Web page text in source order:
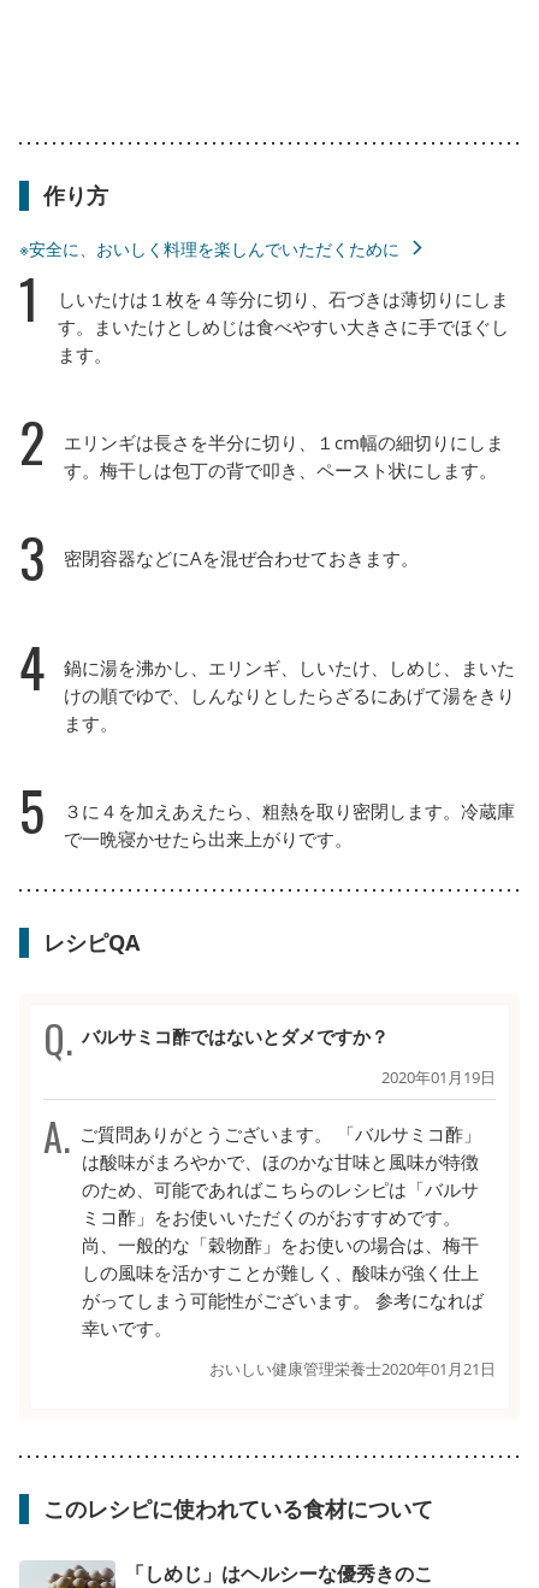
作り方
※安全に、おいしく料理を楽しんでいただくために
1
しいたけは１枚を４等分に切り、石づきは薄切りにしま
す。まいたけとしめじは食べやすい大きさに手でほぐし
ます。
2
エリンギは長さを半分に切り、１cm幅の細切りにしま
す。梅干しは包丁の背で叩き、ペースト状にします。
3 密閉容器などにAを混ぜ合わせておきます。
4
鍋に湯を沸かし、エリンギ、しいたけ、しめじ、まいた
けの順でゆで、しんなりとしたらざるにあげて湯をきり
ます。
5
３に４を加えあえたら、粗熱を取り密閉します。冷蔵庫
で一晩寝かせたら出来上がりです。
レシピQA
バルサミコ酢ではないとダメですか？
2020年01月19日
ご質問ありがとうございます。 「バルサミコ酢」
は酸味がまろやかで、ほのかな甘味と風味が特徴
のため、可能であればこちらのレシピは「バルサ
ミコ酢」をお使いいただくのがおすすめです。
尚、一般的な「穀物酢」をお使いの場合は、梅干
しの風味を活かすことが難しく、酸味が強く仕上
がってしまう可能性がございます。 参考になれば
幸いです。
おいしい健康管理栄養士2020年01月21日
このレシピに使われている食材について
「しめじ」はヘルシーな優秀きのこ